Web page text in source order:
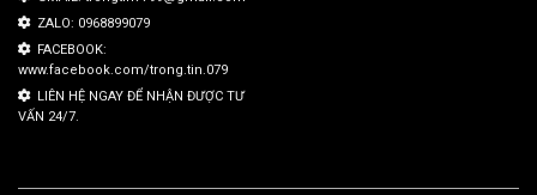
ZALO: 0968899079
FACEBOOK:
www.facebook.com/trong.tin.079
LIÊN HỆ NGAY ĐỂ NHẬN ĐƯỢC TƯ
VẤN 24/7.